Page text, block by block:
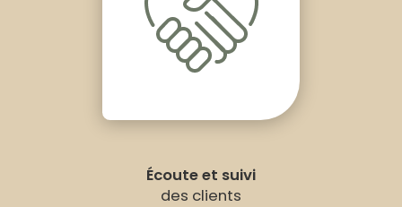
Écoute et suivi
des clients